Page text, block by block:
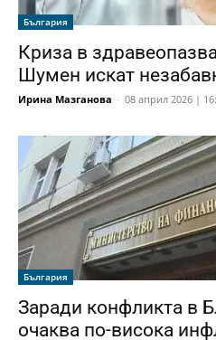
България
Криза в
Шумен искат
Ирина Мазганова - 08 април 2026 |
България
Заради конфликта в
очаква по-висока